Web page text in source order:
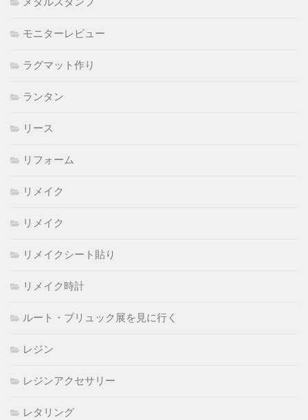
モニターレビュー
ラグマット作り
ランタン
リース
リフォーム
リメイク
リメイク
リメイクシート貼り
リメイク時計
ルート・ブリュック展を見に行く
レジン
レジンアクセサリー
レタリング